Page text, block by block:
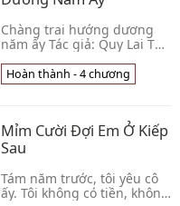
Chàng trai hướng dương
năm ấy Tác giả: Quy Lai Thể
OE Độ dài: 4 chương Raw:
Yên Yên Chuyển ngữ: Nhật
Hoàn thành - 4 chương
Mỉm Cười Đợi Em Ở Kiếp
Sau
Tám năm trước, tôi yêu cô
ấy. Tôi không có tiền, không